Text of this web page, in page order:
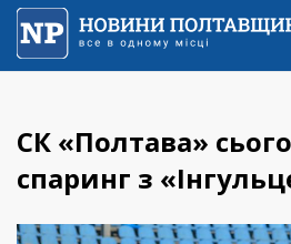
СК «Полтава»
спаринг з